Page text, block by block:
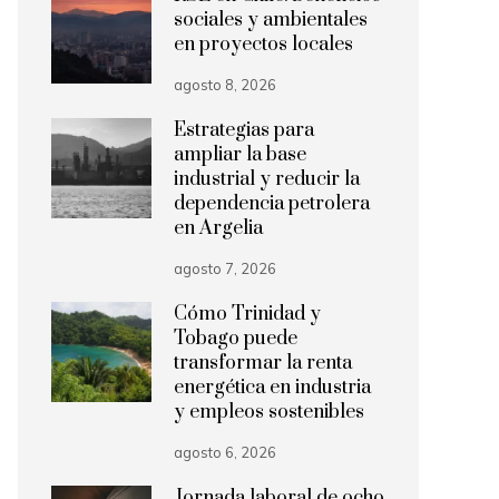
sociales y ambientales
en proyectos locales
agosto 8, 2026
Estrategias para
ampliar la base
industrial y reducir la
dependencia petrolera
en Argelia
agosto 7, 2026
Cómo Trinidad y
Tobago puede
transformar la renta
energética en industria
y empleos sostenibles
agosto 6, 2026